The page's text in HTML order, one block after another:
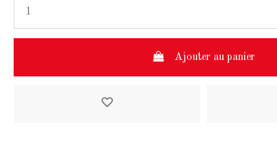
Ajouter au panier